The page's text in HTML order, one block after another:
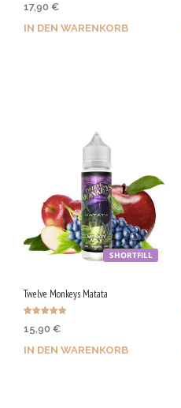
mit
von 5
17,90 €
IN DEN WARENKORB
SHORTFILL
Twelve Monkeys Matata
mit
von 5
15,90 €
IN DEN WARENKORB